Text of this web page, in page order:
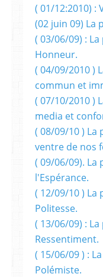
( 01/12:2010) :
(02 juin 09) La
( 03/06/09) :
Honneur.
( 04/09/2010 )
commun et
( 07/10/2010 )
media et
( 08/09/10 ) La
ventre de nos
( 09/06/09). La
l'Espérance.
( 12/09/10 ) La
Politesse.
( 13/06/09) :
Ressentiment.
( 15/06/09 ) :
Polémiste.